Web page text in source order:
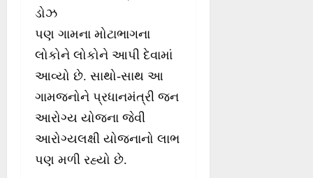
ડોઝ
પણ ગામના મોટાભાગના
લોકોને લોકોને આપી દેવામાં
આવ્યો છે. સાથો-સાથ આ
ગામજનોને પ્રધાનમંત્રી જન
આરોગ્ય યોજના જેવી
આરોગ્યલક્ષી યોજનાનો લાભ
પણ મળી રહ્યો છે.